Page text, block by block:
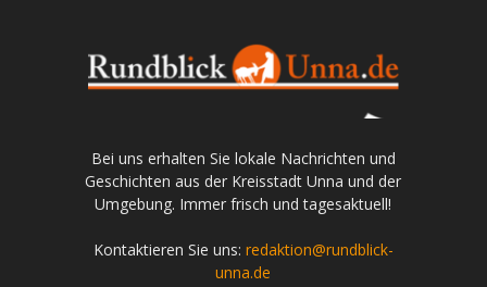
Bei uns erhalten Sie lokale Nachrichten und
Geschichten aus der Kreisstadt Unna und der
Umgebung. Immer frisch und tagesaktuell!
Kontaktieren Sie uns: redaktion@rundblick-
unna.de